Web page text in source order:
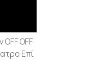
OFF
Επί